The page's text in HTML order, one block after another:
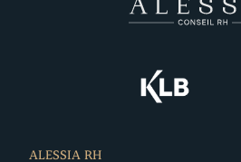
ALESSIA RH